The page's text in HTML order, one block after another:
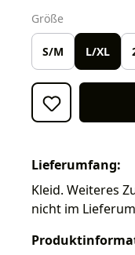
Größe
S/M L/XL
Lieferumfang:
Kleid. Weiteres
nicht im